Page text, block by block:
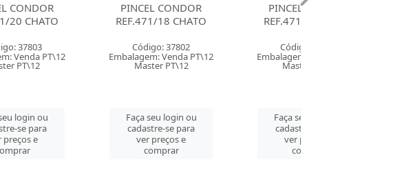
PINCEL CONDOR
REF.471/18 CHATO
Embalagem: Venda PT\12
Faça seu login ou
cadastre-se para
PINCEL CONDOR
REF.471/16 CHATO
Embalagem: Venda PT\12
Faça seu login ou
cadastre-se para